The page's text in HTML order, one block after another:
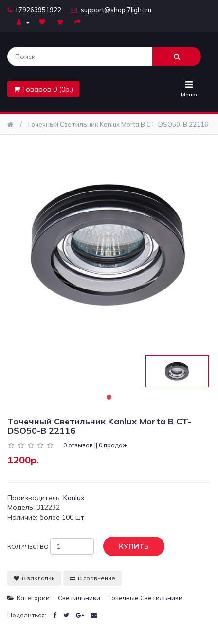
+79263951922 support@shop.7light.ru
Товаров 0 (0р.)
Меню
Комплектующие
Лайтбоксы
Предметы
интерьера
Светильники
Светодиодная
подсветка
Электротовары
Точечный Светильник Kanlux Morta B CT-DSO50-B 22116
Точечный Светильник Kanlux Morta B CT-
DSO50-B 22116
0 отзывов || 0 продаж
1200р.
Производитель: Kanlux
Модель: 312232
Наличие: более 100 шт.
КОЛИЧЕСТВО КУПИТЬ
В закладки В сравнение
Категории: Светильники Точечные Светильники
Поделиться: